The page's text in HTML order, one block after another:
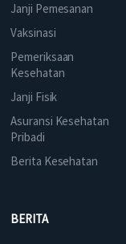
Janji Pemesanan
Vaksinasi
Pemeriksaan
Kesehatan
Janji Fisik
Asuransi Kesehatan
Pribadi
Berita Kesehatan
BERITA